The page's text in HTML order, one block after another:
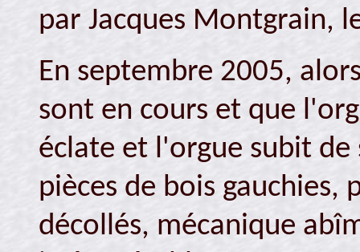
par Jacques Montgrain,
En septembre 2005,
sont en cours et que
éclate et l'orgue subit
pièces de bois gauchies,
décollés, mécanique